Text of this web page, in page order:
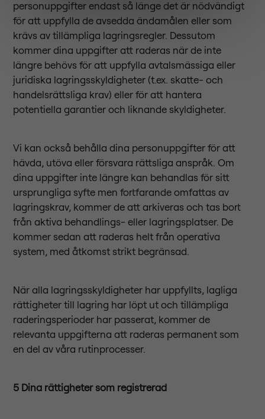
personuppgifter endast så länge det är nödvändigt
för att uppfylla de avsedda ändamålen eller som
krävs av tillämpliga lagringsregler. Dessutom
kommer dina uppgifter att raderas när de inte
längre behövs för att uppfylla avtalsmässiga eller
juridiska lagringsskyldigheter (t.ex. skatte- och
handelsrättsliga krav) eller för att hantera
potentiella garantier och liknande skyldigheter.
Vi kan också behålla dina personuppgifter för att
hävda, utöva eller försvara rättsliga anspråk. Om
dina uppgifter inte längre kan behandlas för sitt
ursprungliga syfte men fortfarande omfattas av
lagringskrav, kommer de att arkiveras och tas bort
från aktiva behandlings- eller lagringsplatser. De
kommer sedan att raderas helt från operativa
system, med åtkomst strikt begränsad.
När alla lagringsskyldigheter har uppfyllts, lagliga
rättigheter till lagring har löpt ut och tillämpliga
raderingsperioder har passerat, kommer de
relevanta uppgifterna att raderas permanent som
en del av våra rutinprocesser.
5 Dina rättigheter som registrerad